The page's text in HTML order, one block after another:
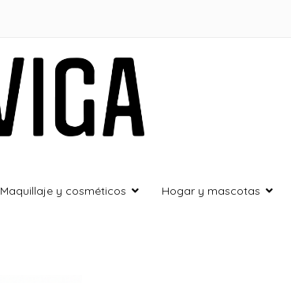
Maquillaje y cosméticos Hogar y mascotas